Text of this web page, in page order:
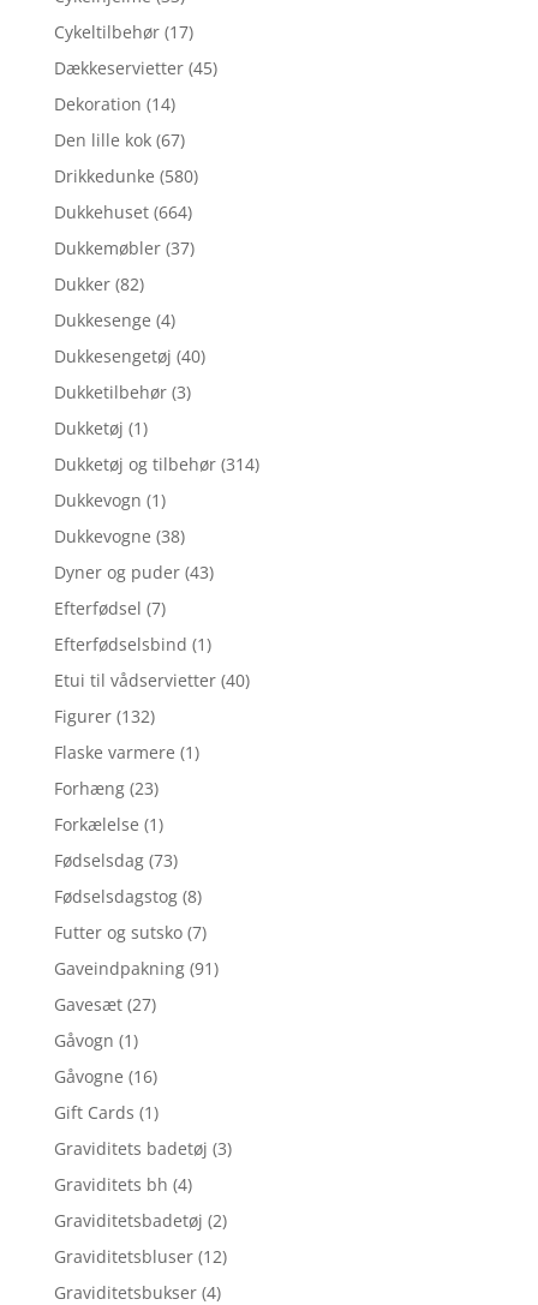
Cykeltilbehør (17)
Dækkeservietter (45)
Dekoration (14)
Den lille kok (67)
Drikkedunke (580)
Dukkehuset (664)
Dukkemøbler (37)
Dukker (82)
Dukkesenge (4)
Dukkesengetøj (40)
Dukketilbehør (3)
Dukketøj (1)
Dukketøj og tilbehør (314)
Dukkevogn (1)
Dukkevogne (38)
Dyner og puder (43)
Efterfødsel (7)
Efterfødselsbind (1)
Etui til vådservietter (40)
Figurer (132)
Flaske varmere (1)
Forhæng (23)
Forkælelse (1)
Fødselsdag (73)
Fødselsdagstog (8)
Futter og sutsko (7)
Gaveindpakning (91)
Gavesæt (27)
Gåvogn (1)
Gåvogne (16)
Gift Cards (1)
Graviditets badetøj (3)
Graviditets bh (4)
Graviditetsbadetøj (2)
Graviditetsbluser (12)
Graviditetsbukser (4)